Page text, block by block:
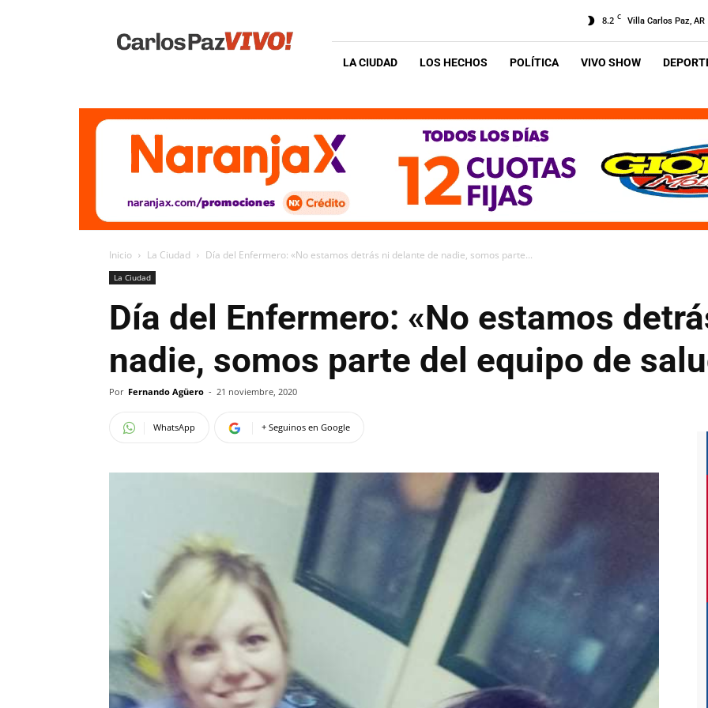
Vivo
8.2 C Villa Carlos Paz, AR
LA CIUDAD LOS HECHOS POLÍTICA VIVO SHOW
Inicio La Ciudad Día del Enfermero: «No estamos detrás ni delante de nadie, somos parte...
La Ciudad
Día del Enfermero: «No estamos
nadie, somos parte del equipo de
Por Fernando Agüero - 21 noviembre, 2020
WhatsApp + Seguinos en Google